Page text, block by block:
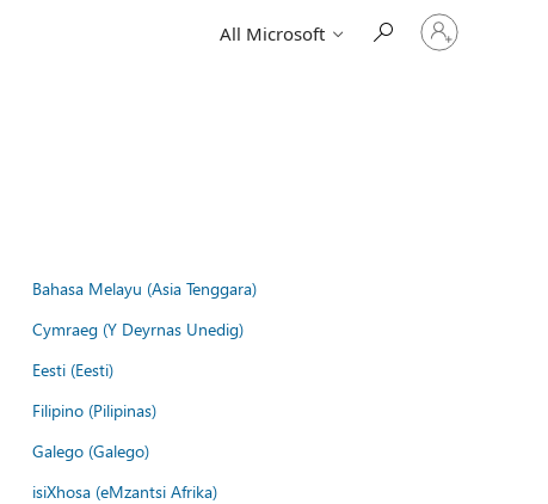
All Microsoft
Sign
in
Bahasa Melayu (Asia Tenggara)
Cymraeg (Y Deyrnas Unedig)
Eesti (Eesti)
Filipino (Pilipinas)
Galego (Galego)
isiXhosa (eMzantsi Afrika)